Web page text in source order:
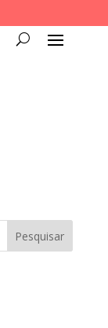
Pesquisar